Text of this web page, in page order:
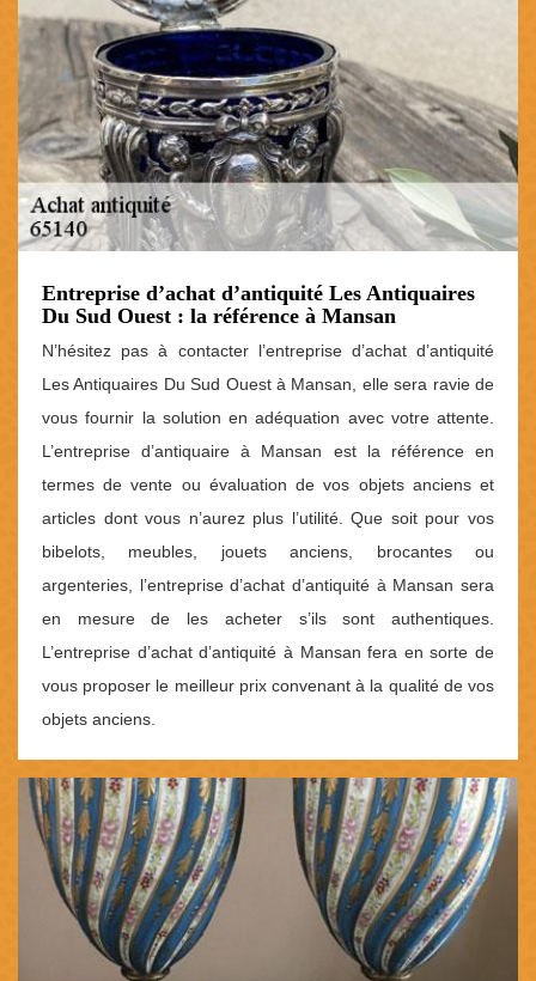
Entreprise d’achat d’antiquité Les Antiquaires
Du Sud Ouest : la référence à Mansan
N’hésitez pas à contacter l’entreprise d’achat d’antiquité
Les Antiquaires Du Sud Ouest à Mansan, elle sera ravie de
vous fournir la solution en adéquation avec votre attente.
L’entreprise d’antiquaire à Mansan est la référence en
termes de vente ou évaluation de vos objets anciens et
articles dont vous n’aurez plus l’utilité. Que soit pour vos
bibelots, meubles, jouets anciens, brocantes ou
argenteries, l’entreprise d’achat d’antiquité à Mansan sera
en mesure de les acheter s’ils sont authentiques.
L’entreprise d’achat d’antiquité à Mansan fera en sorte de
vous proposer le meilleur prix convenant à la qualité de vos
objets anciens.